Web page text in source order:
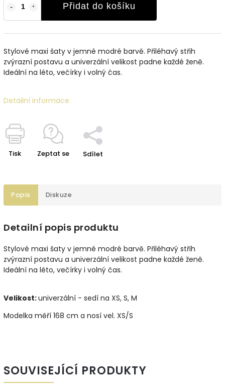
Přidat do košíku
Stylové maxi šaty v jemné modré barvě. Přiléhavý střih
zvýrazní postavu a univerzální velikost padne každé ženě.
Ideální na léto, večírky i volný čas.
Detailní informace
Tisk Zeptat se Sdílet
Popis Diskuze
Detailní popis produktu
Stylové maxi šaty v jemné modré barvě. Přiléhavý střih
zvýrazní postavu a univerzální velikost padne každé ženě.
Ideální na léto, večírky i volný čas.
Velikost:univerzální - sedí na XS, S, M
Modelka měří 168 cm a nosí vel. XS/S
SOUVISEJÍCÍ PRODUKTY